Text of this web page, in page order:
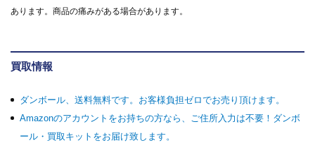
あります。商品の痛みがある場合があります。
買取情報
ダンボール、送料無料です。お客様負担ゼロでお売り頂けます。
Amazonのアカウントをお持ちの方なら、ご住所入力は不要！ダンボ
ール・買取キットをお届け致します。